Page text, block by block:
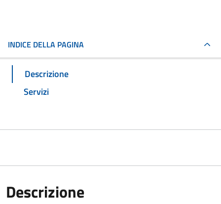
INDICE DELLA PAGINA
Descrizione
Servizi
Descrizione